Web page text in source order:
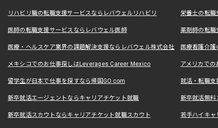
リハビリ職の転職支援サービスならレバウェルリハビリ 栄養士の転
医師の転職支援サービスならレバウェル医師 薬剤師の転
医療・ヘルスケア業界の課題解決支援ならレバウェル株式会社 医療看護介
メキシコでのお仕事探しはLeverages Career Mexico アメリカで
留学生が日本で仕事を探すなら帰国GO.com 就活・転職
新卒就活エージェントならキャリアチケット就職 新卒就活無料
新卒就活スカウトならキャリアチケット就職スカウト 若手ハイキ